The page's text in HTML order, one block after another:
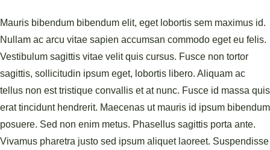
Mauris bibendum bibendum elit, eget lobortis sem maximus id.
Nullam ac arcu vitae sapien accumsan commodo eget eu felis.
Vestibulum sagittis vitae velit quis cursus. Fusce non tortor
sagittis, sollicitudin ipsum eget, lobortis libero. Aliquam ac
tellus non est tristique convallis et at nunc. Fusce id massa quis
erat tincidunt hendrerit. Maecenas ut mauris id ipsum bibendum
posuere. Sed non enim metus. Phasellus sagittis porta ante.
Vivamus pharetra justo sed ipsum aliquet laoreet. Suspendisse